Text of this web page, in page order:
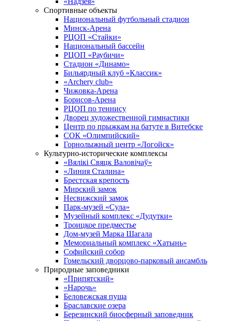
Спортивные объекты
Национальный футбольный стадион
Минск-Арена
РЦОП «Стайки»
Национальный бассейн
РЦОП «Раубичи»
Стадион «Динамо»
Бильярдный клуб «Классик»
«Archery club»
Чижовка-Арена
Борисов-Арена
РЦОП по теннису
Дворец художественной гимнастики
Центр по прыжкам на батуте в Витебске
СОК «Олимпийский»
Горнолыжный центр «Логойск»
Культурно-исторические комплексы
«Вялікі Свяцк Валовічаў»
«Линия Сталина»
Брестская крепость
Мирский замок
Несвижский замок
Парк-музей «Сула»
Музейный комплекс «Дудутки»
Троицкое предместье
Дом-музей Марка Шагала
Мемориальный комплекс «Хатынь»
Софийский собор
Гомельский дворцово-парковый ансамбль
Природные заповедники
«Припятский»
«Нарочь»
Беловежская пуща
Браславские озера
Березинский биосферный заповедник